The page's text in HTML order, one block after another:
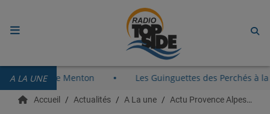
A LA UNE
au Vieux-Port de Menton Les Guinguettes des
RADIOAccueil Actualités A La une Actu Provence Alpes Côte d'azur